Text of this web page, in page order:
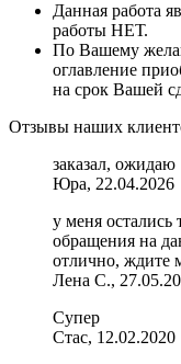
Данная работа
работы НЕТ.
По Вашему
оглавление
на срок Вашей
Отзывы наших
заказал, ожидаю
Юра, 22.04.2026
у меня остались
обращения на
отлично, ждите
Лена С.,
Супер
Стас, 12.02.2020